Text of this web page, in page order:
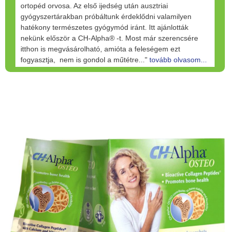
ortopéd orvosa. Az első ijedség után ausztriai
gyógyszertárakban próbáltunk érdeklődni valamilyen
hatékony természetes gyógymód iránt. Itt ajánlották
nekünk először a CH-Alpha® -t. Most már szerencsére
itthon is megvásárolható, amióta a feleségem ezt
fogyasztja, nem is gondol a műtétre..." tovább olvasom...